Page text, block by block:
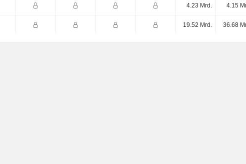
4.23 Mrd. 4.15
19.52 Mrd. 36.68